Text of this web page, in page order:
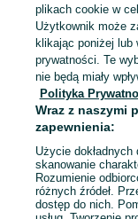
Mapa kategorii
Mapa miejscowości
Mapa ministron
Popularne wyszukiwania
plikach cookie w
Użytkownik może
klikając poniżej lub
prywatności. Te
nie będą miały
Polityka
Wraz z naszymi
zapewnienia:
Użycie
skanowanie
Rozumienie
różnych źródeł.
dostęp do nich.